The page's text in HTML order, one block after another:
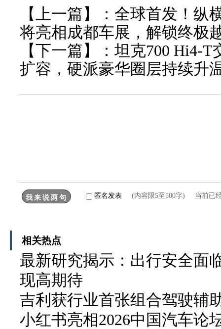
【上一篇】： 全球首发！纵
将亮相成都车展，解锁终极
【下一篇】： 坦克700 Hi4-T
扩容，硬派豪华圈层持续升
匿名发表 (内容限5至500字) 当前已
相关热点
最新研究揭示：出行安全面
现高期待
吉利获行业首张组合驾驶辅
小红书亮相2026中国汽车论